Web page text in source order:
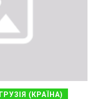
ГРУЗІЯ (КРАЇНА)